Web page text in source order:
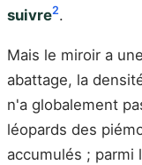
suivre2.
Mais le miroir a
abattage, la
n'a globalement
léopards des
accumulés ; parmi